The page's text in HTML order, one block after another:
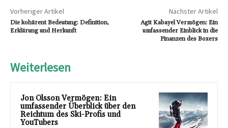
Vorheriger Artikel
Die kohärent Bedeutung: Definition,
Erklärung und Herkunft
Nächster Artikel
Agit Kabayel Vermögen: Ein
umfassender Einblick in die
Finanzen des Boxers
Weiterlesen
Jon Olsson Vermögen: Ein
umfassender Überblick über den
Reichtum des Ski-Profis und
YouTubers